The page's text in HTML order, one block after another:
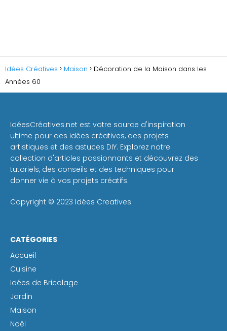
Idées Créatives Maison
Décoration de la Maison dans les
Années 60
IdéesCréatives.net est votre source d'inspiration
ultime pour des idées créatives, des projets
artistiques et des astuces DIY. Explorez notre
collection d'articles passionnants et découvrez des
tutoriels, des conseils et des techniques pour
donner vie à vos projets créatifs.
Copyright © 2023 Idées Creatives
CATÉGORIES
Accueil
Cuisine
Idées de Bricolage
Jardin
Maison
Noël